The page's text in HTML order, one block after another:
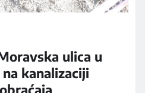
ulica u
kanalizaciji